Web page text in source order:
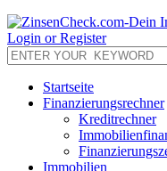
Login or Register
Startseite
Finanzierungsrechner
Kreditrechner
Immobilien